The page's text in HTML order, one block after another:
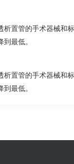
置管的手术器械
最低。
置管的手术器械
最低。